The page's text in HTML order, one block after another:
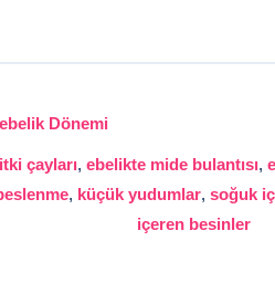
Dönemi
çayları,ebelikte mide bulantısı,
, küçük yudumlar, soğuk
içeren besinler